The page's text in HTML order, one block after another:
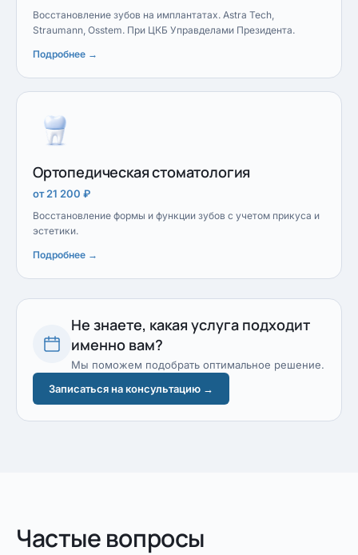
Восстановление зубов на имплантатах. Astra Tech,
Straumann, Osstem. При ЦКБ Управделами Президента.
Подробнее →
Ортопедическая стоматология
от 21 200 ₽
Восстановление формы и функции зубов с учетом прикуса и
эстетики.
Подробнее →
Не знаете, какая услуга подходит
именно вам?
Мы поможем подобрать оптимальное решение.
Записаться на консультацию →
Частые вопросы